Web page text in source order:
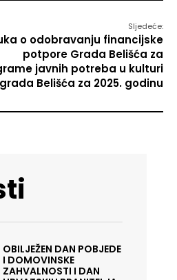
Sljedeće:
o odobravanju financijske
potpore Grada Belišća za
javnih potreba u kulturi
grada Belišća za 2025. godinu
OBILJEŽEN DAN POBJEDE
I DOMOVINSKE
ZAHVALNOSTI I DAN